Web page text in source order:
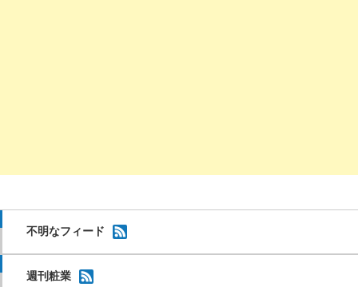
不明なフィード
週刊粧業